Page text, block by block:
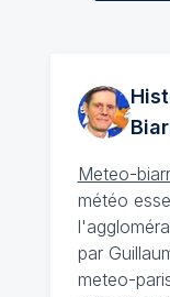
Meteo-
météo
par
meteo-